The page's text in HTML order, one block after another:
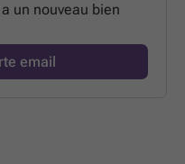
un nouveau bien
email